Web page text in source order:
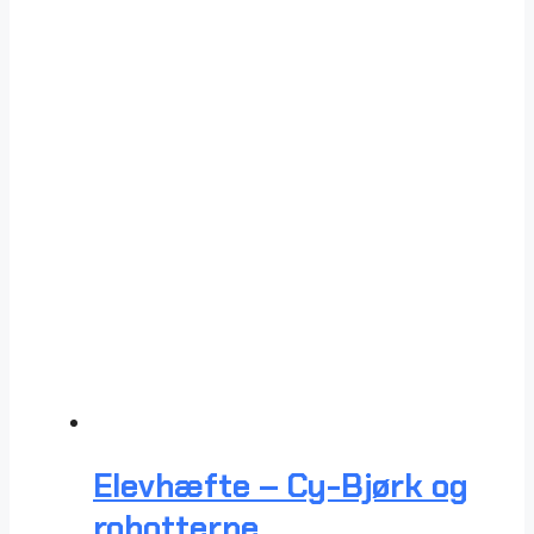
Elevhæfte – Cy-Bjørk og